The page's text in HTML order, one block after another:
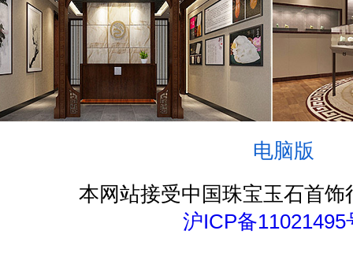
电脑版
本网站接受中国珠宝玉石首饰
沪ICP备11021495